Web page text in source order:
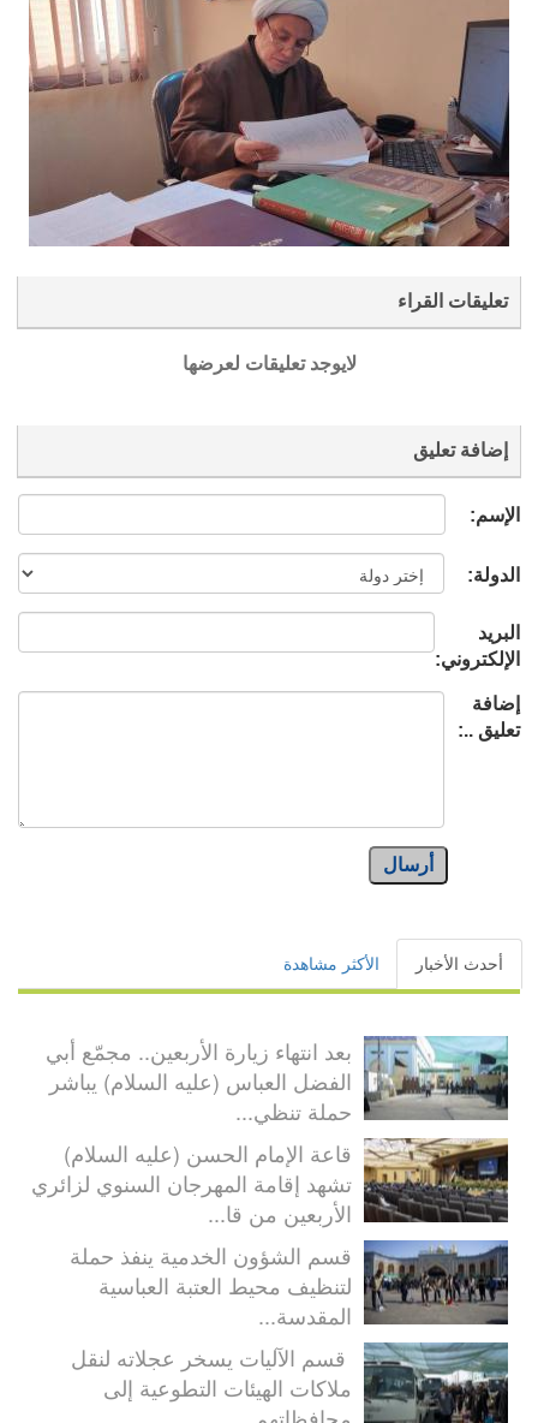
تعليقات القراء
لايوجد تعليقات لعرضها
إضافة تعليق
الإسم:
الدولة:
البريد
الإلكتروني:
إضافة
تعليق ..:
أرسال
أحدث الأخبار الأكثر مشاهدة
بعد انتهاء زيارة الأربعين.. مجمّع أبي
الفضل العباس (عليه السلام) يباشر
حملة تنظي...
قاعة الإمام الحسن (عليه السلام)
تشهد إقامة المهرجان السنوي لزائري
الأربعين من قا...
قسم الشؤون الخدمية ينفذ حملة
لتنظيف محيط العتبة العباسية
المقدسة...
قسم الآليات يسخر عجلاته لنقل
ملاكات الهيئات التطوعية إلى